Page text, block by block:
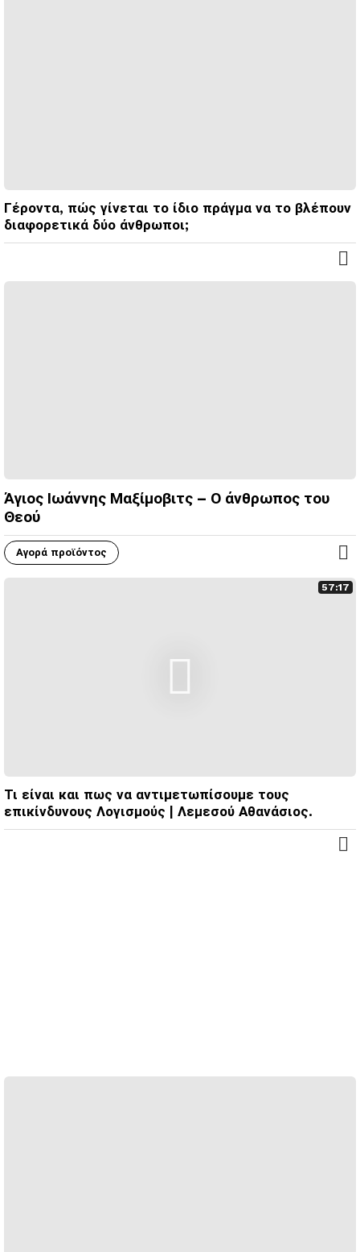
Γέροντα, πώς γίνεται το ίδιο πράγμα να το βλέπουν
διαφορετικά δύο άνθρωποι;
Άγιος Ιωάννης Μαξίμοβιτς – Ο άνθρωπος του
Θεού
Αγορά προϊόντος
57:17
Τι είναι και πως να αντιμετωπίσουμε τους
επικίνδυνους Λογισμούς | Λεμεσού Αθανάσιος.